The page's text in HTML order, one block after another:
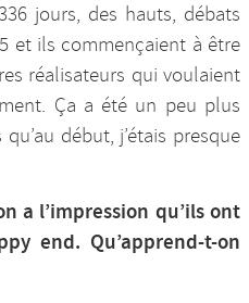
jours, des hauts, débats
et ils commençaient à être
réalisateurs qui voulaient
Ça a été un peu plus
début, j’étais presque
a l’impression qu’ils ont
end. Qu’apprend-t-on